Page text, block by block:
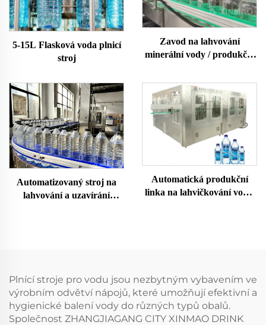
5-15L Flasková voda plnicí
stroj
Zavod na lahvování
minerální vody / produkční
Automatizovaný stroj na
lahvování a uzavírání
Automatická produkční
linka na lahvičkování vody,
Plnící stroje pro vodu jsou nezbytným vybavením ve
výrobním odvětví nápojů, které umožňují efektivní a
hygienické balení vody do různých typů obalů.
Společnost ZHANGJIAGANG CITY XINMAO DRINK